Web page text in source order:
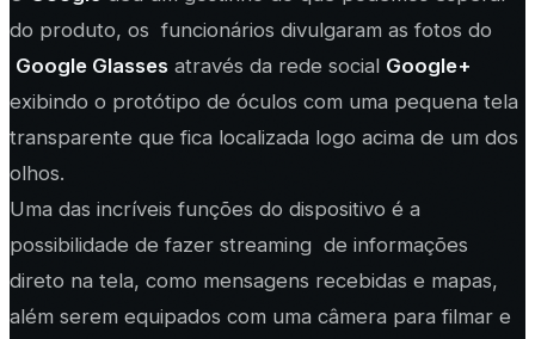
do produto, os funcionários divulgaram as fotos do
Google Glasses através da rede social Google+
exibindo o protótipo de óculos com uma pequena tela
transparente que fica localizada logo acima de um dos
olhos.
Uma das incríveis funções do dispositivo é a
possibilidade de fazer streaming de informações
direto na tela, como mensagens recebidas e mapas,
além serem equipados com uma câmera para filmar e